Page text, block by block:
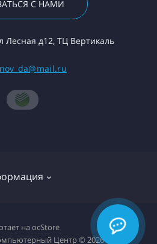
С НАМИ
Лесная д12, ТЦ Вертикаль
О компании
на ocStore
Центр © 2026